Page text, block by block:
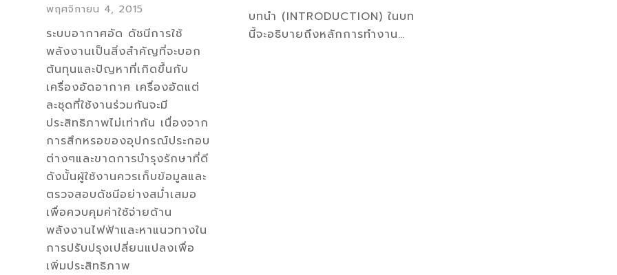
พฤศจิกายน 4, 2015
ระบบอากาศอัด ดัชนีการใช้
พลังงานเป็นสิ่งสำคัญที่จะบอก
ต้นทุนและปัญหาที่เกิดขึ้นกับ
เครื่องอัดอากาศ เครื่องอัดแต่
ละชุดที่ใช้งานร่วมกันจะมี
ประสิทธิภาพไม่เท่ากัน เนื่องจาก
การสึกหรอของอุปกรณ์ประกอบ
ต่างๆและขาดการบำรุงรักษาที่ดี
ดังนั้นผู้ใช้งานควรเก็บข้อมูลและ
ตรวจสอบดัชนีอย่างสม่ำเสมอ
เพื่อควบคุมค่าใช้จ่ายด้าน
พลังงานไฟฟ้าและหาแนวทางใน
การปรับปรุงเปลี่ยนแปลงเพื่อ
เพิ่มประสิทธิภาพ
บทนำ (INTRODUCTION) ในบท
นี้จะอธิบายถึงหลักการทำงาน…